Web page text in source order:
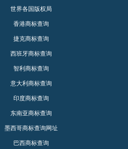
世界各国版权局
香港商标查询
捷克商标查询
西班牙商标查询
智利商标查询
意大利商标查询
印度商标查询
东南亚商标查询
墨西哥商标查询网址
巴西商标查询